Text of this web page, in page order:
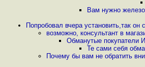
Вам нужно
Попробовал вчера установить,так
возможно, консультант в
Обманутые покупатели
Те сами себя
Почему бы вам не обратить